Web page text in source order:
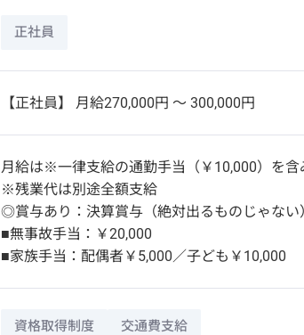
正社員
【正社員】 月給270,000円 〜 300,000円
月給は※一律支給の通勤手当（￥10,000）を含
※残業代は別途全額支給
◎賞与あり：決算賞与（絶対出るものじゃない
■無事故手当：￥20,000
■家族手当：配偶者￥5,000／子ども￥10,000
資格取得制度 交通費支給